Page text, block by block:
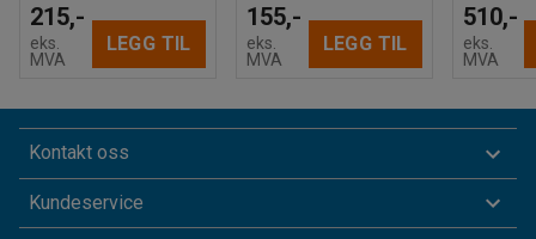
215,-
eks.
MVA
LEGG TIL
155,-
eks.
MVA
LEGG TIL
510,-
eks.
MVA
Kontakt oss
Kundeservice